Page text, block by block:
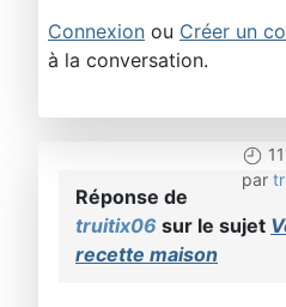
Connexion ou Créer un
à la conversation.
par
Réponse de
truitix06 sur le sujet
recette maison